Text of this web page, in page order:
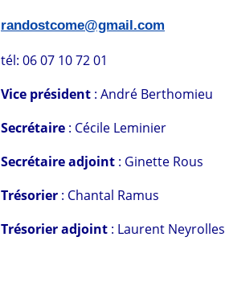
randostcome@gmail.com
tél: 06 07 10 72 01
Vice président : André Berthomieu
Secrétaire : Cécile Leminier
Secrétaire adjoint : Ginette Rous
Trésorier : Chantal Ramus
Trésorier adjoint : Laurent Neyrolles